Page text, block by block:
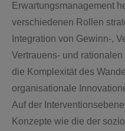
Erwartungsmanagement
verschiedenen Rollen
Integration von Gewinn-,
Vertrauens- und
die Komplexität des
organisationale
Auf der
Konzepte wie die der